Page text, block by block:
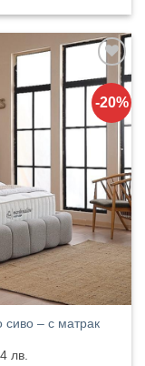
-20%
Добавяне
към
списъка с
харесани
продукти
сиво – с матрак
лв.